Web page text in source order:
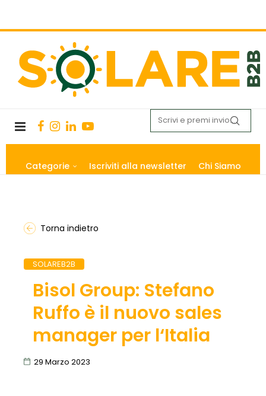
Categorie Iscriviti alla newsletter Chi Siamo
Torna indietro
SOLAREB2B
Bisol Group: Stefano
Ruffo è il nuovo sales
manager per l‘Italia
29 Marzo 2023